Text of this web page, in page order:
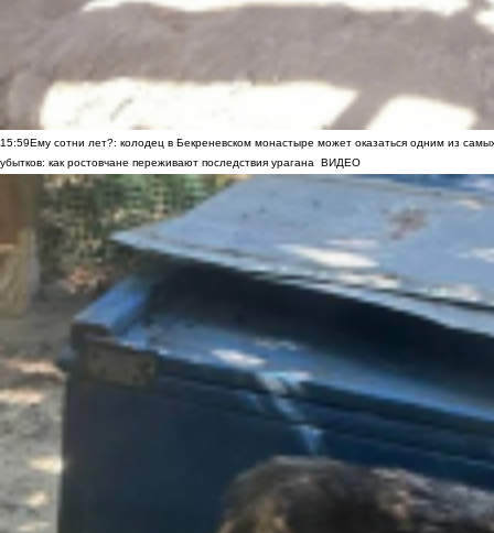
15:59Ему сотни лет?: колодец в Бекреневском монастыре может оказаться одним из
убытков: как ростовчане переживают последствия урагана
ВИДЕО